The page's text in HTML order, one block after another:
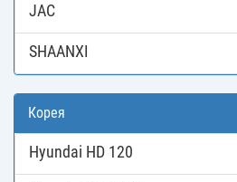
JAC
SHAANXI
Корея
Hyundai HD 120